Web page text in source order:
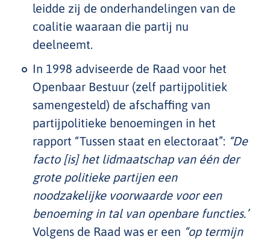
leidde zij de onderhandelingen van de
coalitie waaraan die partij nu
deelneemt.
In 1998 adviseerde de Raad voor het
Openbaar Bestuur (zelf partijpolitiek
samengesteld) de afschaffing van
partijpolitieke benoemingen in het
rapport “Tussen staat en electoraat”: “De
facto [is] het lidmaatschap van één der
grote politieke partijen een
noodzakelijke voorwaarde voor een
benoeming in tal van openbare functies.”
Volgens de Raad was er een “op termijn